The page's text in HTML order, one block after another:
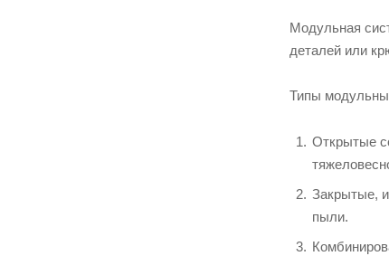
Модульная
деталей или
Типы
Открытые
Закрытые,
пыли.